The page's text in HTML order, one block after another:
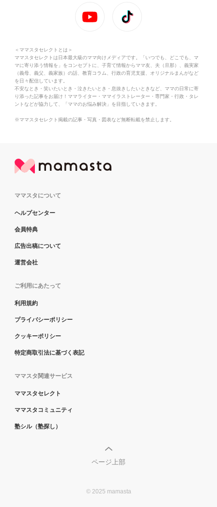
＜ママスタセレクトとは＞
ママスタセレクトは日本最大級のママ向けメディアです。「いつでも、どこでも、マ
マに寄り添う情報を」をコンセプトに、子育て情報からママ友、夫（旦那）、義実家
（義母、義父、義家族）の話、教育コラム、行政の育児支援、オリジナルまんがなど
を日々配信しています。
不安なとき・笑いたいとき・泣きたいとき・息抜きしたいときなど、ママの日常に寄
り添った記事をお届け！ママライター・ママイラストレーター・専門家・行政・タレ
ントなどが協力して、「ママのお悩み解決」を目指していきます。
※ママスタセレクト掲載の記事・写真・図表など無断転載を禁止します。
ママスタについて
ヘルプセンター
会員特典
広告出稿について
運営会社
ご利用にあたって
利用規約
プライバシーポリシー
クッキーポリシー
特定商取引法に基づく表記
ママスタ関連サービス
ママスタセレクト
ママスタコミュニティ
塾シル（塾探し）
ページ上部
© 2025 mamasta